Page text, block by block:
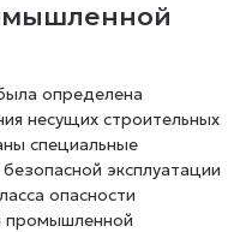
определена
несущих строительных
специальные
эксплуатации
опасности
промышленной